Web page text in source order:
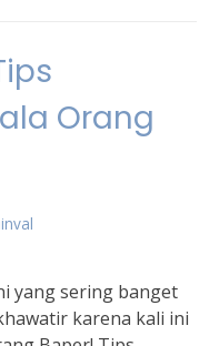
Orang
yang sering banget
karena kali ini